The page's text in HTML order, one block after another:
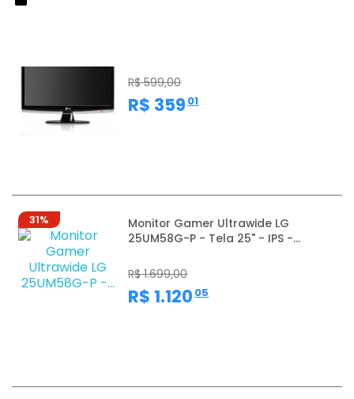
R$ 599,00
R$ 359 ,01
31%
Monitor Gamer Ultrawide LG
25UM58G-P - Tela 25" - IPS -...
R$ 1.699,00
R$ 1.120 ,05